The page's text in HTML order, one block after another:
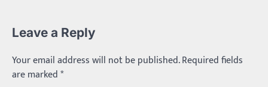
Leave a Reply
Your email address will not be published.Required fields
are marked*
ఏంది గురూ ఇంత అందంగా ఉన్నాడు…